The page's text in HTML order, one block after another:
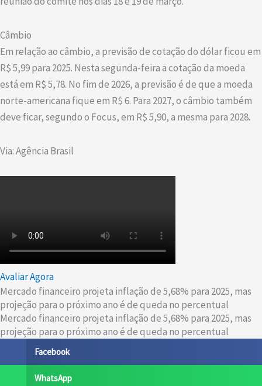
Câmbio
Em relação ao câmbio, a previsão de cotação do dólar ficou em
R$ 5,99 para 2025. Nesta segunda-feira a cotação da moeda
está em R$ 5,78. No fim de 2026, a previsão é de que a moeda
norte-americana fique em R$ 6. Para 2027, o câmbio também
deve ficar, segundo o Focus, em R$ 5,90, a mesma para 2028.
Via: Agência Brasil
Avaliar Agora
Mercado financeiro projeta inflação de 5,68% para 2025, mas
projeção para o próximo ano é de queda no percentual
Mercado financeiro projeta inflação de 5,68% para 2025, mas
projeção para o próximo ano é de queda no percentual
Facebook
WhatsApp